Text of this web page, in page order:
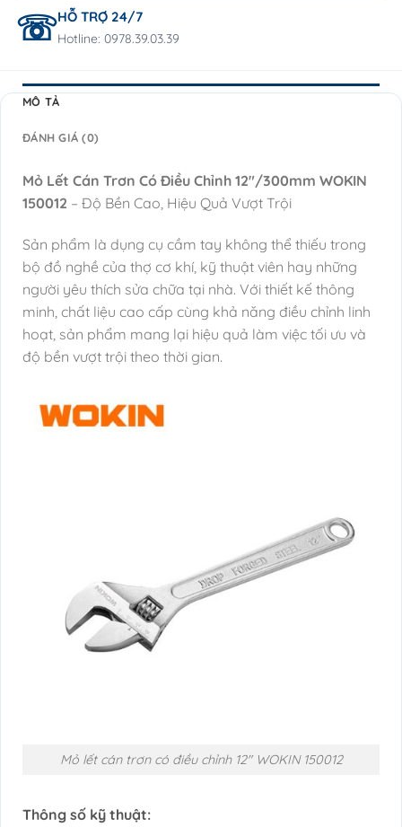
HỖ TRỢ 24/7
Hotline: 0978.39.03.39
MÔ TẢ
ĐÁNH GIÁ (0)
Mỏ Lết Cán Trơn Có Điều Chỉnh 12″/300mm WOKIN
150012 – Độ Bền Cao, Hiệu Quả Vượt Trội
Sản phẩm là dụng cụ cầm tay không thể thiếu trong
bộ đồ nghề của thợ cơ khí, kỹ thuật viên hay những
người yêu thích sửa chữa tại nhà. Với thiết kế thông
minh, chất liệu cao cấp cùng khả năng điều chỉnh linh
hoạt, sản phẩm mang lại hiệu quả làm việc tối ưu và
độ bền vượt trội theo thời gian.
Mỏ lết cán trơn có điều chỉnh 12″ WOKIN 150012
Thông số kỹ thuật: